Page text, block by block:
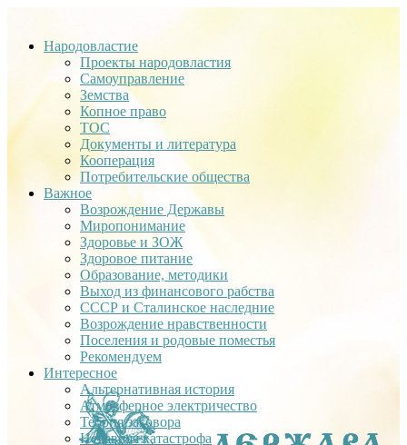
Народовластие
Проекты народовластия
Самоуправление
Земства
Копное право
ТОС
Документы и литература
Кооперация
Потребительские общества
Важное
Возрождение Державы
Миропонимание
Здоровье и ЗОЖ
Здоровое питание
Образование, методики
Выход из финансового рабства
СССР и Сталинское наследние
Возрождение нравственности
Поселения и родовые поместья
Рекомендуем
Интересное
Альтернативная история
Атмосферное электричество
Теория заговора
Недавняя катастрофа